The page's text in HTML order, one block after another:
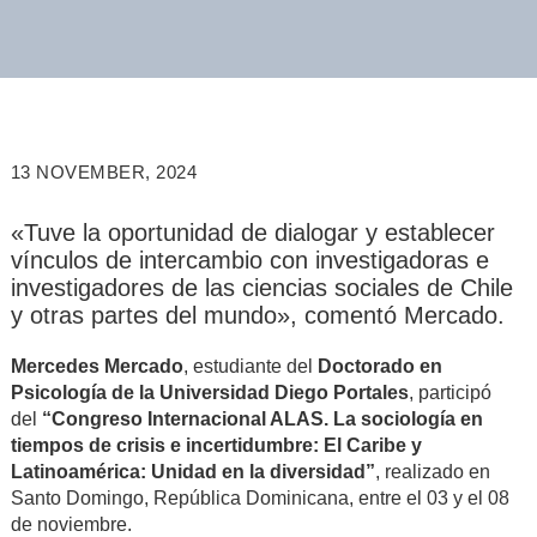
13 NOVEMBER, 2024
«Tuve la oportunidad de dialogar y establecer
vínculos de intercambio con investigadoras e
investigadores de las ciencias sociales de Chile
y otras partes del mundo», comentó Mercado.
Mercedes Mercado, estudiante del
Doctorado en
Psicología de la Universidad Diego Portales, participó
del “Congreso Internacional ALAS. La sociología en
tiempos de crisis e incertidumbre: El Caribe y
Latinoamérica: Unidad en la diversidad”, realizado en
Santo Domingo, República Dominicana, entre el 03 y el 08
de noviembre.